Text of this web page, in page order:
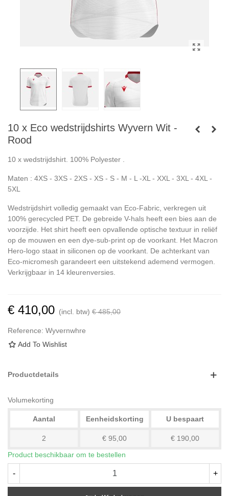
10 x Eco wedstrijdshirts Wyvern Wit -
Rood
10 x wedstrijdshirt. 100% Polyester .
Maten : 4XS - 3XS - 2XS - XS - S - M - L -XL - XXL - 3XL - 4XL -
5XL
Wedstrijdshirt volledig gemaakt van Eco-Fabric, verkregen uit
100% gerecycled PET. De gebreide V-hals heeft een bies aan de
voorzijde. Het shirt heeft een opvallende optische textuur in reliëf
op de mouwen en een dye-sub-print op de voorkant. Het Macron
Hero-logo staat in siliconen op de voorkant. De achterkant van
Eco-micromesh garandeert een uitstekend ademend vermogen.
Verkrijgbaar in 14 kleurenversies.
€ 410,00 (incl. btw) € 485,00
Reference: Wyvernwhre
Add To Wishlist
Productdetails
Volumekorting
Aantal Eenheidskorting U bespaart
2 € 95,00
€ 190,00
Product beschikbaar om te bestellen
- +